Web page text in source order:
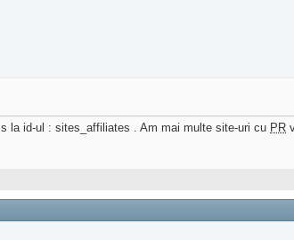
la id-ul : sites_affiliates . Am mai multe site-uri cu PR